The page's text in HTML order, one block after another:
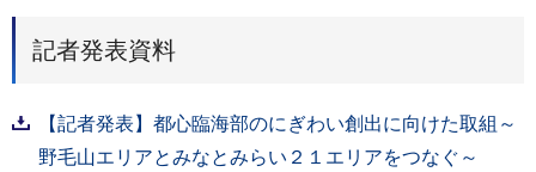
記者発表資料
【記者発表】都心臨海部のにぎわい創出に向けた取組～
野毛山エリアとみなとみらい２１エリアをつなぐ～